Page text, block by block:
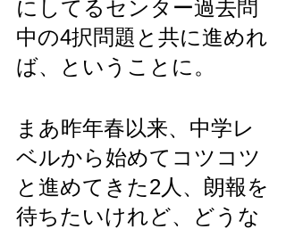
にしてるセンター過去問
中の4択問題と共に進めれ
ば、ということに。
まあ昨年春以来、中学レ
ベルから始めてコツコツ
と進めてきた2人、朗報を
待ちたいけれど、どうな